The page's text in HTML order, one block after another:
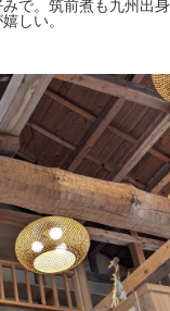
で。筑前煮も九州出
しい。